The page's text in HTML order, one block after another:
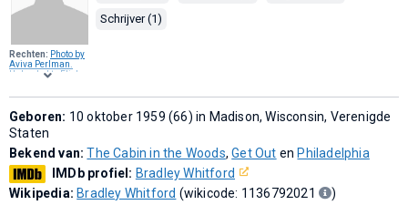
Rechten: Photo by
Aviva Perlman.
Uploaded to Flickr
2006, by clgregor.,
Wikimedia
Commons.
Schrijver (1)
Geboren: 10 oktober 1959 (66) in Madison, Wisconsin, Verenigde
Staten
Bekend van:The Cabin in the Woods,Get Out en Philadelphia
IMDb profiel: Bradley Whitford
Wikipedia: Bradley Whitford (wikicode: 1136792021
)